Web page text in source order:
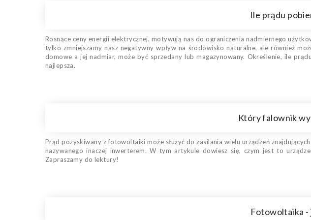
Ile prądu
Rosnące ceny energii elektrycznej, motywują nas do ograniczenia nadmiernego
tylko zmniejszamy nasz negatywny wpływ na środowisko naturalne, ale również
domowe a jej nadmiar, może być sprzedany lub magazynowany. Określenie, ile
najlepsza.
Który falownik
Prąd pozyskiwany z fotowoltaiki może służyć do zasilania wielu urządzeń
nazywanego inaczej inwerterem. W tym artykule dowiesz się, czym jest to
Zapraszamy do lektury!
Fotowoltaika -